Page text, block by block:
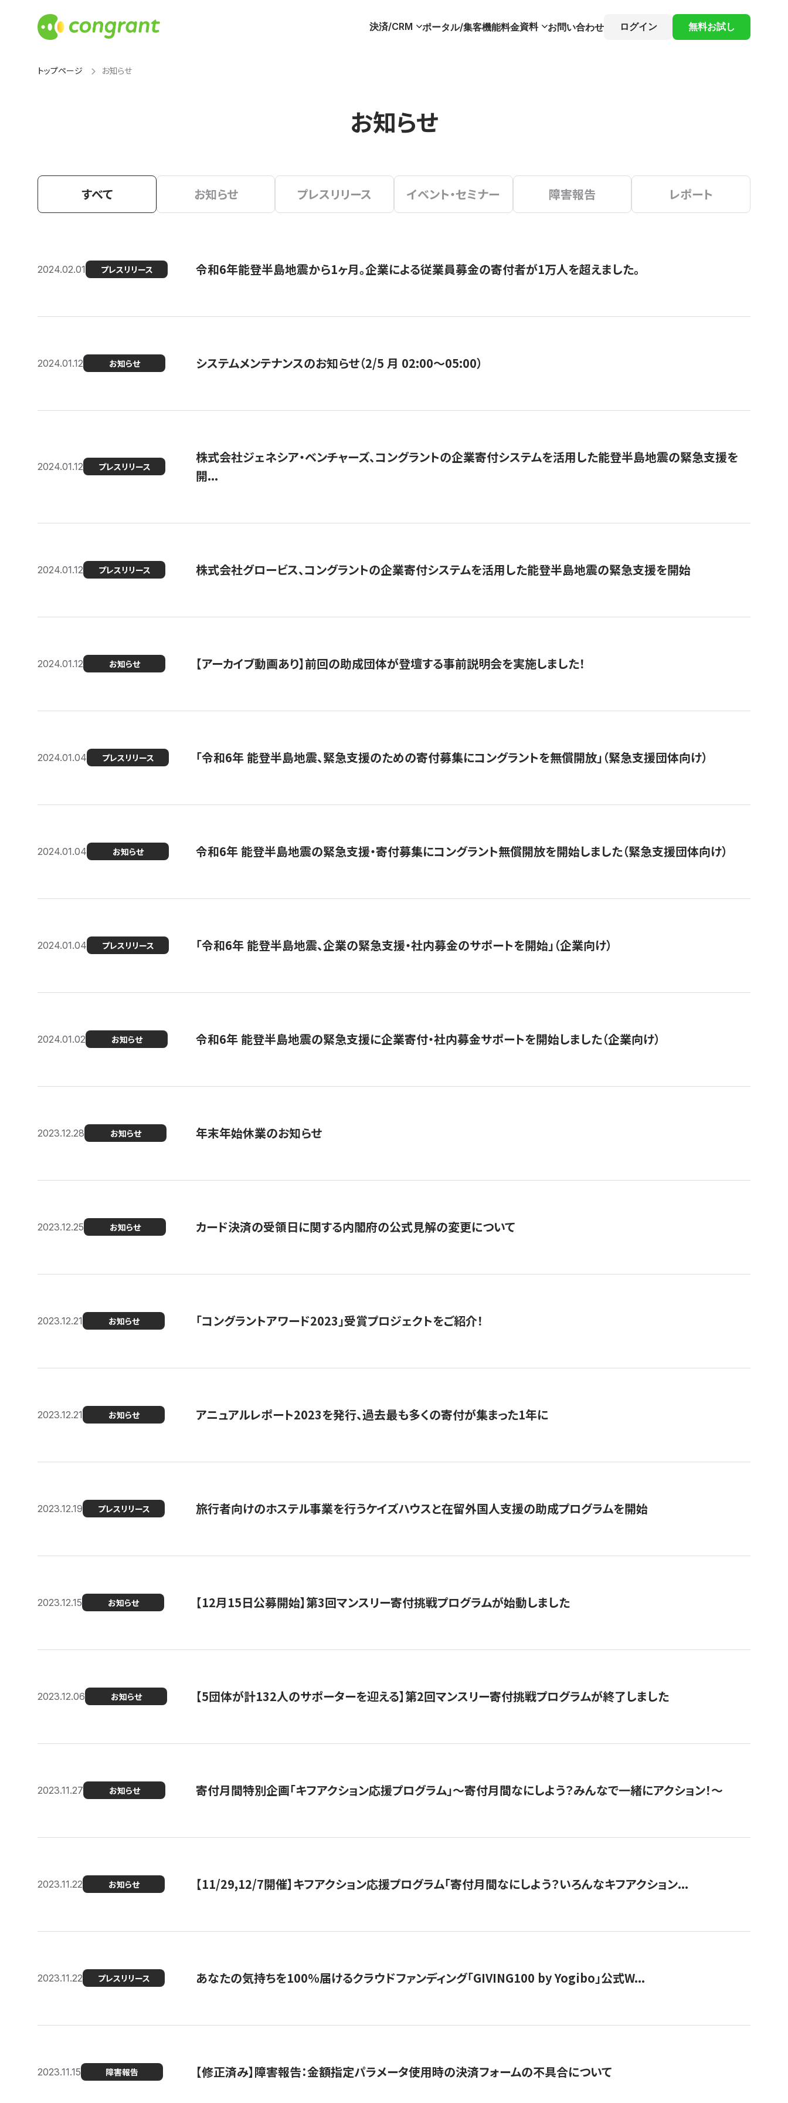
決済/CRM ポータル/集客機能料金資料 お問い合わせ ログイン 無料お試し
トップページ お知らせ
お知らせ
すべて お知らせ プレスリリース イベント・セミナー 障害報告 レポート
2024.02.01 プレスリリース 令和6年能登半島地震から1ヶ月。企業による従業員募金の寄付者が1万人を超えました。
2024.01.12 お知らせ システムメンテナンスのお知らせ（2/5 月 02:00〜05:00）
2024.01.12 プレスリリース
株式会社ジェネシア・ベンチャーズ、コングラントの企業寄付システムを活用した能登半島地震の緊急支援を
開...
2024.01.12 プレスリリース 株式会社グロービス、コングラントの企業寄付システムを活用した能登半島地震の緊急支援を開始
2024.01.12 お知らせ 【アーカイブ動画あり】前回の助成団体が登壇する事前説明会を実施しました！
2024.01.04 プレスリリース 「令和6年 能登半島地震、緊急支援のための寄付募集にコングラントを無償開放」（緊急支援団体向け）
2024.01.04 お知らせ 令和6年 能登半島地震の緊急支援・寄付募集にコングラント無償開放を開始しました（緊急支援団体向け）
2024.01.04 プレスリリース 「令和6年 能登半島地震、企業の緊急支援・社内募金のサポートを開始」（企業向け）
2024.01.02 お知らせ 令和6年 能登半島地震の緊急支援に企業寄付・社内募金サポートを開始しました（企業向け）
2023.12.28 お知らせ 年末年始休業のお知らせ
2023.12.25 お知らせ カード決済の受領日に関する内閣府の公式見解の変更について
2023.12.21 お知らせ 「コングラントアワード2023」受賞プロジェクトをご紹介！
2023.12.21 お知らせ アニュアルレポート2023を発行、過去最も多くの寄付が集まった1年に
2023.12.19 プレスリリース 旅行者向けのホステル事業を行うケイズハウスと在留外国人支援の助成プログラムを開始
2023.12.15 お知らせ 【12月15日公募開始】第3回マンスリー寄付挑戦プログラムが始動しました
2023.12.06 お知らせ 【5団体が計132人のサポーターを迎える】第2回マンスリー寄付挑戦プログラムが終了しました
2023.11.27 お知らせ 寄付月間特別企画「キフアクション応援プログラム」〜寄付月間なにしよう？みんなで一緒にアクション！〜
2023.11.22 お知らせ 【11/29,12/7開催】キフアクション応援プログラム「寄付月間なにしよう？いろんなキフアクション...
2023.11.22 プレスリリース あなたの気持ちを100％届けるクラウドファンディング「GIVING100 by Yogibo」公式W...
2023.11.15 障害報告 【修正済み】障害報告：金額指定パラメータ使用時の決済フォームの不具合について